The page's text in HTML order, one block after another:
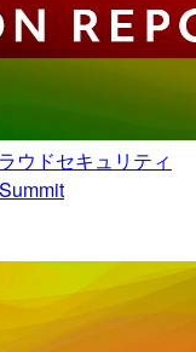
ウドセキュリティ